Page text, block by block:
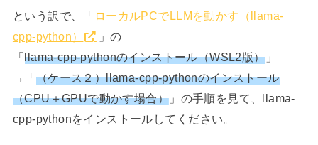
という訳で、「 ローカルPCでLLMを動かす（llama-
cpp-python）
」の
「 llama-cpp-pythonのインストール（WSL2版）」
→「 （ケース２）llama-cpp-pythonのインストール
（CPU＋GPUで動かす場合） 」の手順を見て、llama-
cpp-pythonをインストールしてください。